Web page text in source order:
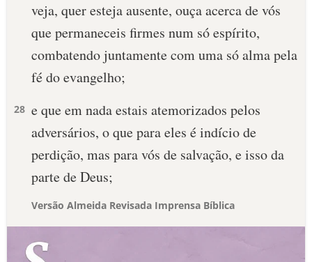
veja, quer esteja ausente, ouça acerca de vós
que permaneceis firmes num só espírito,
combatendo juntamente com uma só alma pela
fé do evangelho;
28 e que em nada estais atemorizados pelos
adversários, o que para eles é indício de
perdição, mas para vós de salvação, e isso da
parte de Deus;
Versão Almeida Revisada Imprensa Bíblica